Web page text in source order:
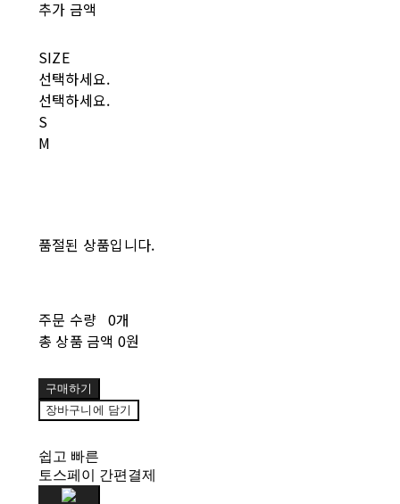
추가 금액
SIZE
선택하세요.
선택하세요.
S
M
품절된 상품입니다.
주문 수량 0개
총 상품 금액 0원
구매하기
장바구니에 담기
쉽고 빠른
토스페이 간편결제